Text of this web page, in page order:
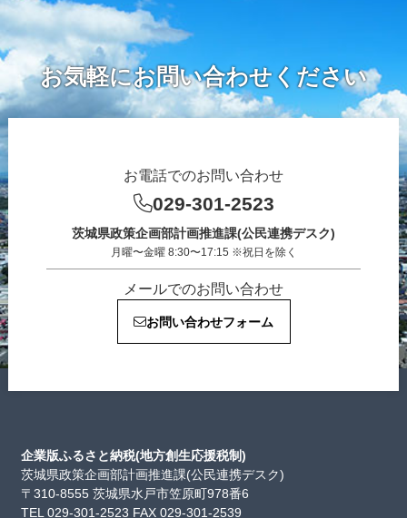
お気軽にお問い合わせください
お電話でのお問い合わせ
029-301-2523
茨城県政策企画部計画推進課(公民連携デスク)
月曜〜金曜 8:30〜17:15 ※祝日を除く
メールでのお問い合わせ
お問い合わせフォーム
企業版ふるさと納税(地方創生応援税制)
茨城県政策企画部計画推進課(公民連携デスク)
〒310-8555 茨城県水戸市笠原町978番6
TEL 029-301-2523 FAX 029-301-2539